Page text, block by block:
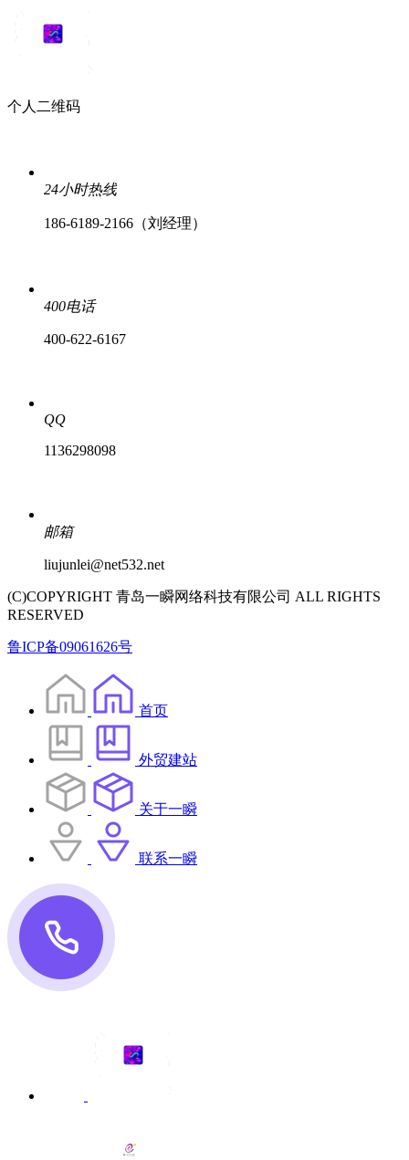
个人二维码
24小时热线
186-6189-2166（刘经理）
400电话
400-622-6167
QQ
1136298098
邮箱
liujunlei@net532.net
(C)COPYRIGHT 青岛一瞬网络科技有限公司 ALL RIGHTS
RESERVED
鲁ICP备09061626号
首页
外贸建站
关于一瞬
联系一瞬